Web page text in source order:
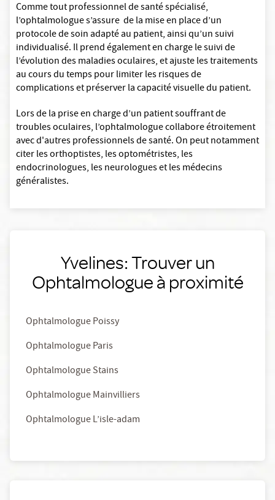
Comme tout professionnel de santé spécialisé,
l’ophtalmologue s’assure de la mise en place d’un
protocole de soin adapté au patient, ainsi qu’un suivi
individualisé. Il prend également en charge le suivi de
l’évolution des maladies oculaires, et ajuste les traitements
au cours du temps pour limiter les risques de
complications et préserver la capacité visuelle du patient.
Lors de la prise en charge d’un patient souffrant de
troubles oculaires, l’ophtalmologue collabore étroitement
avec d'autres professionnels de santé. On peut notamment
citer les orthoptistes, les optométristes, les
endocrinologues, les neurologues et les médecins
généralistes.
Yvelines: Trouver un
Ophtalmologue à proximité
Ophtalmologue Poissy
Ophtalmologue Paris
Ophtalmologue Stains
Ophtalmologue Mainvilliers
Ophtalmologue L’isle-adam